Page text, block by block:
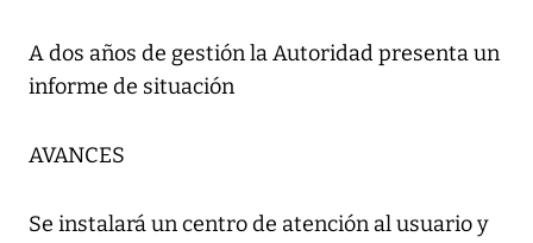
A dos años de gestión la Autoridad presenta un
informe de situación
AVANCES
Se instalará un centro de atención al usuario y